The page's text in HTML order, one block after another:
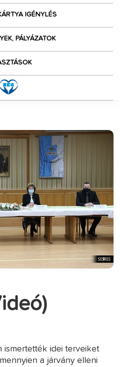
IGÉNYLÉS
PÁLYÁZATOK
ismertették idei terveiket
a járvány elleni